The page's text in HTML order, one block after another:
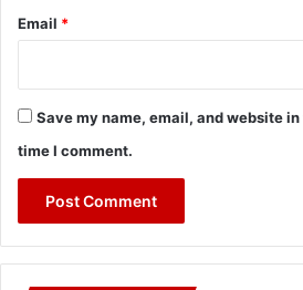
Email *
Save my name, email, and website
time I comment.